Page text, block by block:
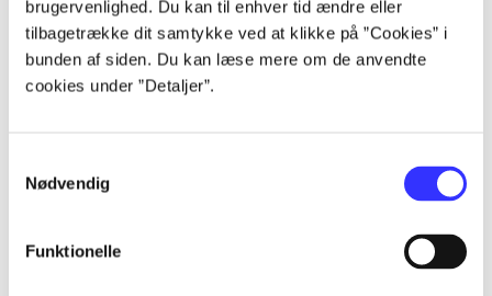
brugervenlighed. Du kan til enhver tid ændre eller
tilbagetrække dit samtykke ved at klikke på ”Cookies” i
bunden af siden. Du kan læse mere om de anvendte
cookies under ”Detaljer”.
Nødvendig
Funktionelle
...